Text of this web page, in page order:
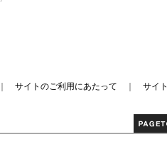
サイトのご利用にあたって サイ